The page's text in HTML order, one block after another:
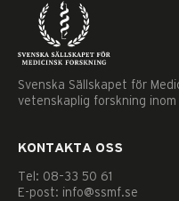
Svenska Sällskapet för
vetenskaplig forskning inom
KONTAKTA OSS
Tel: 08–33 50 61
E-post: info@ssmf.se